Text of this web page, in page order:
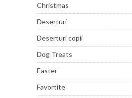
Christmas
Deserturi
Deserturi copii
Dog Treats
Easter
Favortite